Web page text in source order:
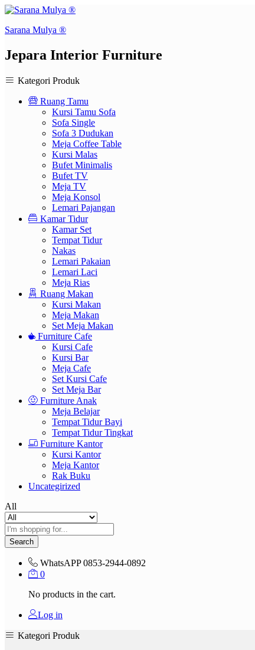
Sarana Mulya ®
Jepara Interior Furniture
Kategori Produk
Ruang Tamu
Kursi Tamu Sofa
Sofa Single
Sofa 3 Dudukan
Meja Coffee Table
Kursi Malas
Bufet Minimalis
Bufet TV
Meja TV
Meja Konsol
Lemari Pajangan
Kamar Tidur
Kamar Set
Tempat Tidur
Nakas
Lemari Pakaian
Lemari Laci
Meja Rias
Ruang Makan
Kursi Makan
Meja Makan
Set Meja Makan
Furniture Cafe
Kursi Cafe
Kursi Bar
Meja Cafe
Set Kursi Cafe
Set Meja Bar
Furniture Anak
Meja Belajar
Tempat Tidur Bayi
Tempat Tidur Tingkat
Furniture Kantor
Kursi Kantor
Meja Kantor
Rak Buku
Uncategirized
All
Search
WhatsAPP 0853-2944-0892
0
No products in the cart.
Log in
Kategori Produk